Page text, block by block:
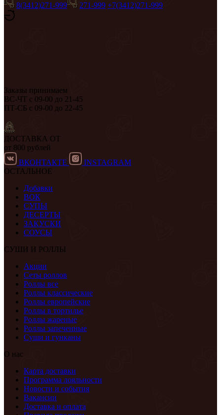
8(3412)271-999 271-999 +7(3412)271-999
Заказы принимаем
ВС-ЧТ с 09-00 до 21-45
ПТ-СБ с 09-00 до 22-45
ДОСТАВКА ОТ
от 800 рублей
ВКОНТАКТЕ
INSTAGRAM
ОСТАЛЬНОЕ
Добавки
ВОК
СУПЫ
ДЕСЕРТЫ
ЗАКУСКИ
СОУСЫ
СУШИ И РОЛЛЫ
Акции
Сеты роллов
Роллы все
Роллы классические
Роллы европейские
Роллы в тортилье
Роллы жареные
Роллы запеченные
Суши и гунканы
О нас
Карта доставки
Программа лояльности
Новости и события
Вакансии
Доставка и оплата